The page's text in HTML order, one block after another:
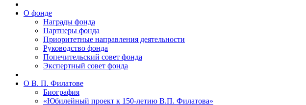
О фонде
Награды фонда
Партнеры фонда
Приоритетные направления деятельности
Руководство фонда
Попечительский совет фонда
Экспертный совет фонда
О В. П. Филатове
Биография
«Юбилейный проект к 150-летию В.П. Филатова»